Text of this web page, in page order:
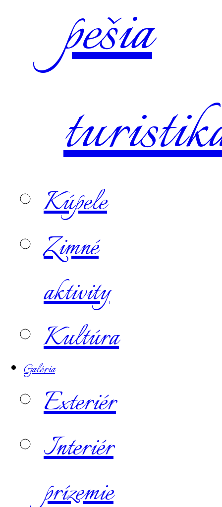
pešia
Kúpele
Zimné
aktivity
Kultúra
Galéria
Exteriér
Interiér
prízemie